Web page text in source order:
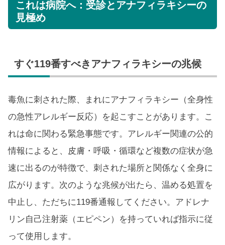
これは病院へ：受診とアナフィラキシーの
見極め
すぐ119番すべきアナフィラキシーの兆候
毒魚に刺された際、まれにアナフィラキシー（全身性
の急性アレルギー反応）を起こすことがあります。こ
れは命に関わる緊急事態です。アレルギー関連の公的
情報によると、皮膚・呼吸・循環など複数の症状が急
速に出るのが特徴で、刺された場所と関係なく全身に
広がります。次のような兆候が出たら、温める処置を
中止し、ただちに119番通報してください。アドレナ
リン自己注射薬（エピペン）を持っていれば指示に従
って使用します。